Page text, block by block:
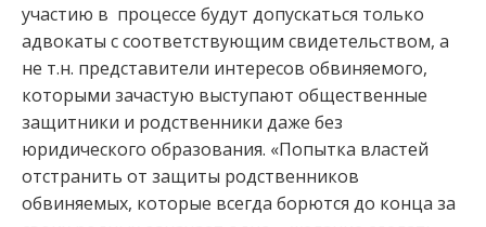
участию в процессе будут допускаться только
адвокаты с соответствующим свидетельством, а
не т.н. представители интересов обвиняемого,
которыми зачастую выступают общественные
защитники и родственники даже без
юридического образования. «Попытка властей
отстранить от защиты родственников
обвиняемых, которые всегда борются до конца за